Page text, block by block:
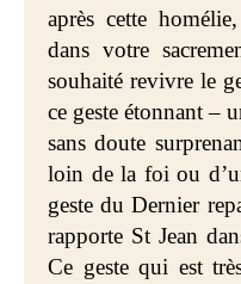
après cette
dans votre
souhaité revivre le
ce geste étonnant –
sans doute
loin de la foi ou
geste du Dernier
rapporte St Jean
Ce geste qui est